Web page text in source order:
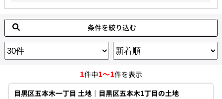
コンテンツ
会員メニュー
条件を絞り込む
1件中1～1件を表示
目黒区五本木一丁目 土地｜目黒区五本木1丁目の土地